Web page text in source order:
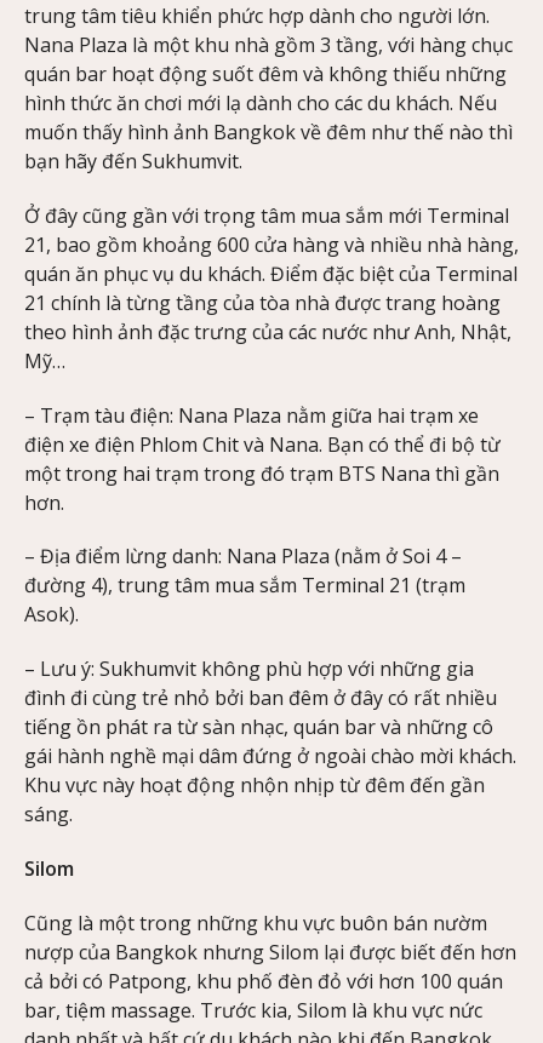
trung tâm tiêu khiển phức hợp dành cho người lớn.
Nana Plaza là một khu nhà gồm 3 tầng, với hàng chục
quán bar hoạt động suốt đêm và không thiếu những
hình thức ăn chơi mới lạ dành cho các du khách. Nếu
muốn thấy hình ảnh Bangkok về đêm như thế nào thì
bạn hãy đến Sukhumvit.
Ở đây cũng gần với trọng tâm mua sắm mới Terminal
21, bao gồm khoảng 600 cửa hàng và nhiều nhà hàng,
quán ăn phục vụ du khách. Điểm đặc biệt của Terminal
21 chính là từng tầng của tòa nhà được trang hoàng
theo hình ảnh đặc trưng của các nước như Anh, Nhật,
Mỹ…
– Trạm tàu điện: Nana Plaza nằm giữa hai trạm xe
điện xe điện Phlom Chit và Nana. Bạn có thể đi bộ từ
một trong hai trạm trong đó trạm BTS Nana thì gần
hơn.
– Địa điểm lừng danh: Nana Plaza (nằm ở Soi 4 –
đường 4), trung tâm mua sắm Terminal 21 (trạm
Asok).
– Lưu ý: Sukhumvit không phù hợp với những gia
đình đi cùng trẻ nhỏ bởi ban đêm ở đây có rất nhiều
tiếng ồn phát ra từ sàn nhạc, quán bar và những cô
gái hành nghề mại dâm đứng ở ngoài chào mời khách.
Khu vực này hoạt động nhộn nhịp từ đêm đến gần
sáng.
Silom
Cũng là một trong những khu vực buôn bán nườm
nượp của Bangkok nhưng Silom lại được biết đến hơn
cả bởi có Patpong, khu phố đèn đỏ với hơn 100 quán
bar, tiệm massage. Trước kia, Silom là khu vực nức